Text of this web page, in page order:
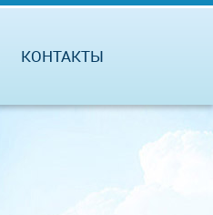
КОНТАКТЫ